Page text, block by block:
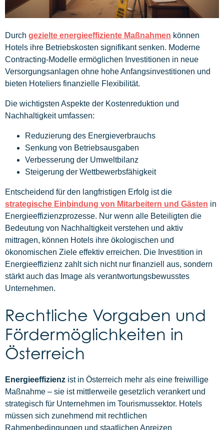
Durch gezielte energieeffiziente Maßnahmen können
Hotels ihre Betriebskosten signifikant senken. Moderne
Contracting-Modelle ermöglichen Investitionen in neue
Versorgungsanlagen ohne hohe Anfangsinvestitionen und
bieten Hoteliers finanzielle Flexibilität.
Die wichtigsten Aspekte der Kostenreduktion und
Nachhaltigkeit umfassen:
Reduzierung des Energieverbrauchs
Senkung von Betriebsausgaben
Verbesserung der Umweltbilanz
Steigerung der Wettbewerbsfähigkeit
Entscheidend für den langfristigen Erfolg ist die
strategische Einbindung von Mitarbeitern und Gästen in
Energieeffizienzprozesse. Nur wenn alle Beteiligten die
Bedeutung von Nachhaltigkeit verstehen und aktiv
mittragen, können Hotels ihre ökologischen und
ökonomischen Ziele effektiv erreichen. Die Investition in
Energieeffizienz zahlt sich nicht nur finanziell aus, sondern
stärkt auch das Image als verantwortungsbewusstes
Unternehmen.
Rechtliche Vorgaben und
Fördermöglichkeiten in
Österreich
Energieeffizienz ist in Österreich mehr als eine freiwillige
Maßnahme – sie ist mittlerweile gesetzlich verankert und
strategisch für Unternehmen im Tourismussektor. Hotels
müssen sich zunehmend mit rechtlichen
Rahmenbedingungen und staatlichen Anreizen